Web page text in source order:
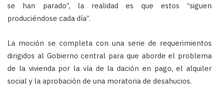
se han parado”, la realidad es que estos “siguen
produciéndose cada día”.
La moción se completa con una serie de requerimientos
dirigidos al Gobierno central para que aborde el problema
de la vivienda por la vía de la dación en pago, el alquiler
social y la aprobación de una moratoria de desahucios.